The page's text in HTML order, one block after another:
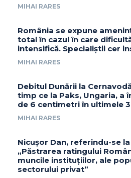
MIHAI RARES
România se expune
total în cazul în care
intensifică. Specialiștii cer
MIHAI RARES
Debitul Dunării la
timp ce la Paks, Ungaria, a
de 6 centimetri în ultimele
MIHAI RARES
Nicușor Dan, referindu-se
„Păstrarea ratingului
muncile instituțiilor, ale
sectorului privat”